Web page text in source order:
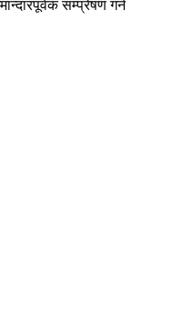
सम्प्रेषण गर्न